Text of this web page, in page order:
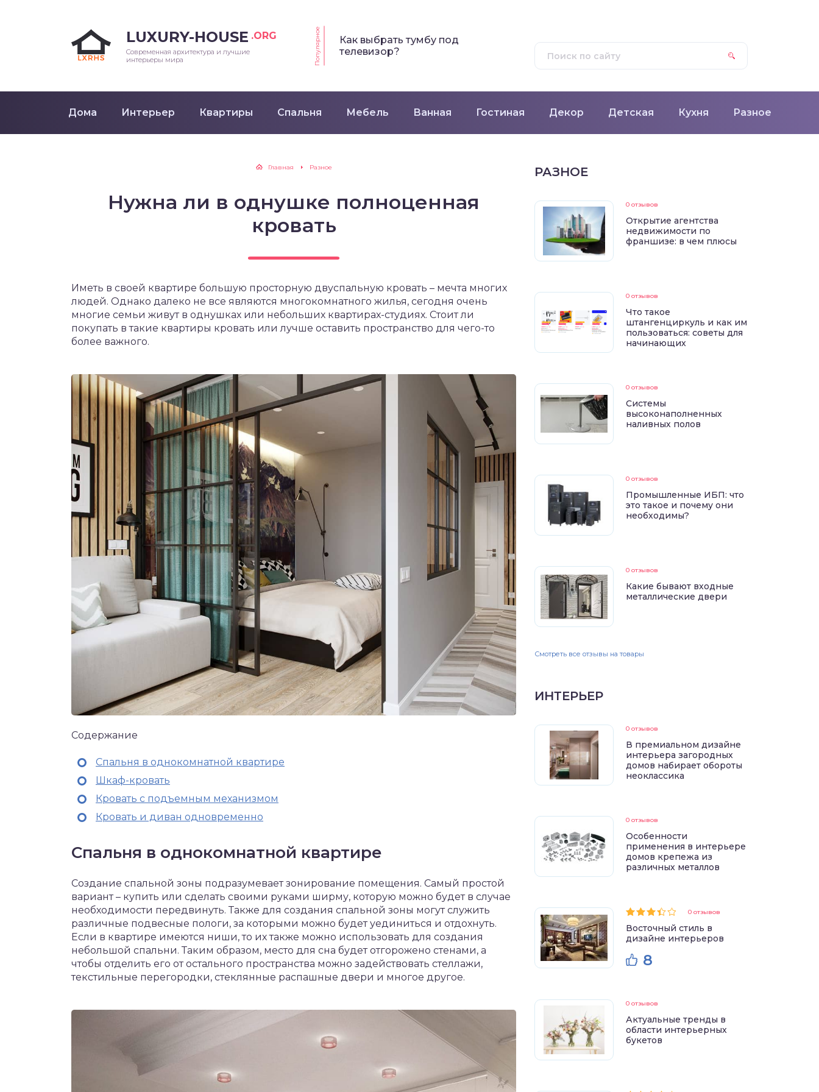
LUXURY-HOUSE .ORG
Современная архитектура и лучшие
интерьеры мира
Популярное
Как выбрать тумбу под
телевизор?
Дома Интерьер Квартиры Спальня Мебель Ванная Гостиная Декор Детская Кухня Разное
Главная Разное
Нужна ли в однушке полноценная
кровать
Иметь в своей квартире большую просторную двуспальную кровать – мечта многих
людей. Однако далеко не все являются многокомнатного жилья, сегодня очень
многие семьи живут в однушках или небольших квартирах-студиях. Стоит ли
покупать в такие квартиры кровать или лучше оставить пространство для чего-то
более важного.
Содержание
Спальня в однокомнатной квартире
Шкаф-кровать
Кровать с подъемным механизмом
Кровать и диван одновременно
Спальня в однокомнатной квартире
Создание спальной зоны подразумевает зонирование помещения. Самый простой
вариант – купить или сделать своими руками ширму, которую можно будет в случае
необходимости передвинуть. Также для создания спальной зоны могут служить
различные подвесные пологи, за которыми можно будет уединиться и отдохнуть.
Если в квартире имеются ниши, то их также можно использовать для создания
небольшой спальни. Таким образом, место для сна будет отгорожено стенами, а
чтобы отделить его от остального пространства можно задействовать стеллажи,
текстильные перегородки, стеклянные распашные двери и многое другое.
РАЗНОЕ
0 отзывов
Открытие агентства
недвижимости по
франшизе: в чем плюсы
0 отзывов
Что такое
штангенциркуль и как им
пользоваться: советы для
начинающих
0 отзывов
Системы
высоконаполненных
наливных полов
0 отзывов
Промышленные ИБП: что
это такое и почему они
необходимы?
0 отзывов
Какие бывают входные
металлические двери
Смотреть все отзывы на товары
ИНТЕРЬЕР
0 отзывов
В премиальном дизайне
интерьера загородных
домов набирает обороты
неоклассика
0 отзывов
Особенности
применения в интерьере
домов крепежа из
различных металлов
0 отзывов
Восточный стиль в
дизайне интерьеров
8
0 отзывов
Актуальные тренды в
области интерьерных
букетов